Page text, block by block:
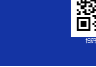
扫